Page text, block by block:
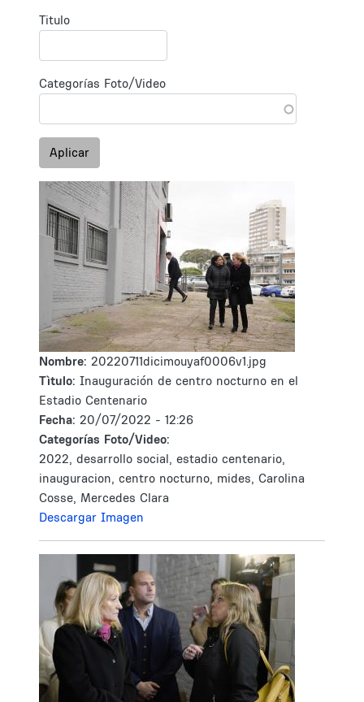
Titulo
Categorías Foto/Video
Aplicar
Nombre: 20220711dicimouyaf0006v1.jpg
Tìtulo: Inauguración de centro nocturno en el
Estadio Centenario
Fecha: 20/07/2022 - 12:26
Categorías Foto/Video:
2022, desarrollo social, estadio centenario,
inauguracion, centro nocturno, mides, Carolina
Cosse, Mercedes Clara
Descargar Imagen